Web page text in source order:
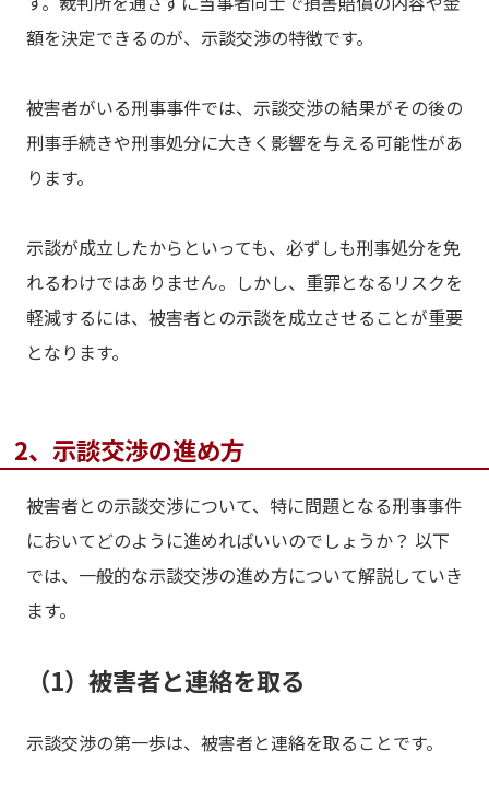
額を決定できるのが、示談交渉の特徴です。
被害者がいる刑事事件では、示談交渉の結果がその後の
刑事手続きや刑事処分に大きく影響を与える可能性があ
ります。
示談が成立したからといっても、必ずしも刑事処分を免
れるわけではありません。しかし、重罪となるリスクを
軽減するには、被害者との示談を成立させることが重要
となります。
2、示談交渉の進め方
被害者との示談交渉について、特に問題となる刑事事件
においてどのように進めればいいのでしょうか？ 以下
では、一般的な示談交渉の進め方について解説していき
ます。
（1）被害者と連絡を取る
示談交渉の第一歩は、被害者と連絡を取ることです。